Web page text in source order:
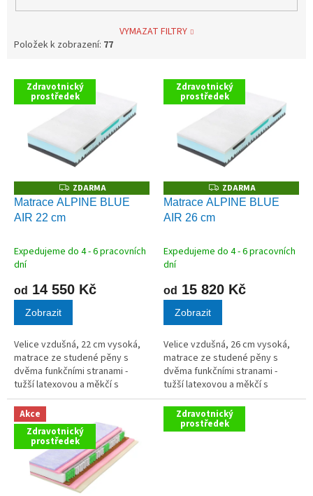
VYMAZAT FILTRY
Položek k zobrazení: 77
V
Zdravotnický
prostředek
Z
D
A
ZDARMA
Matrace ALPINE BLUE
AIR 22 cm
Expedujeme do 4 - 6 pracovních
dní
od 14 550 Kč
Zobrazit
Velice vzdušná, 22 cm vysoká,
matrace ze studené pěny s
dvěma funkčními stranami -
tužší latexovou a měkčí s
paměťovou pěnou.
Zdravotnický
prostředek
Z
D
A
ZDARMA
Matrace ALPINE BLUE
AIR 26 cm
Expedujeme do 4 - 6 pracovních
dní
od 15 820 Kč
Zobrazit
Velice vzdušná, 26 cm vysoká,
matrace ze studené pěny s
dvěma funkčními stranami -
tužší latexovou a měkčí s
paměťovou pěnou.
Akce
Zdravotnický
prostředek
Zdravotnický
prostředek